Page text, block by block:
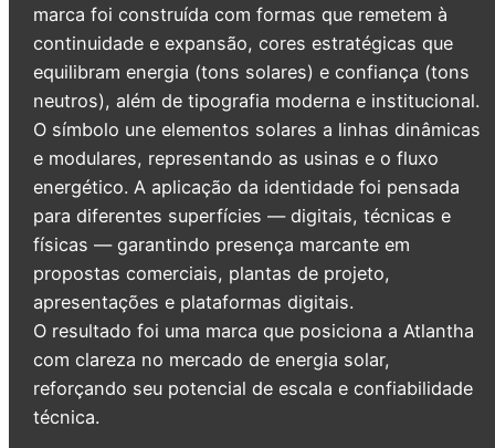
marca foi construída com formas que remetem à
continuidade e expansão, cores estratégicas que
equilibram energia (tons solares) e confiança (tons
neutros), além de tipografia moderna e institucional.
O símbolo une elementos solares a linhas dinâmicas
e modulares, representando as usinas e o fluxo
energético. A aplicação da identidade foi pensada
para diferentes superfícies — digitais, técnicas e
físicas — garantindo presença marcante em
propostas comerciais, plantas de projeto,
apresentações e plataformas digitais.
O resultado foi uma marca que posiciona a Atlantha
com clareza no mercado de energia solar,
reforçando seu potencial de escala e confiabilidade
técnica.